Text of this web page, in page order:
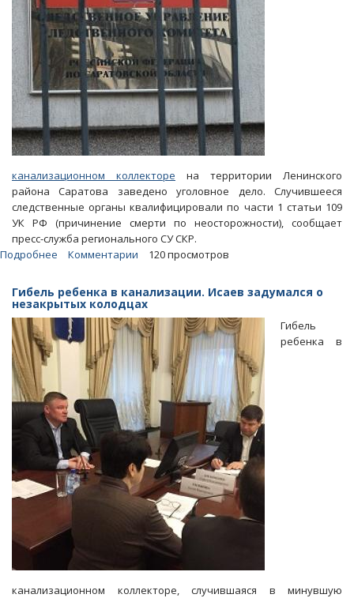
перекрыли
дорогу
канализационном коллекторе на территории Ленинского
района Саратова заведено уголовное дело. Случившееся
следственные органы квалифицировали по части 1 статьи 109
УК РФ (причинение смерти по неосторожности), сообщает
пресс-служба регионального СУ СКР.
Подробнее
ребенка
в
канализации.
СУ
СКР
возбудило
уголовное
дело
Комментарии 120 просмотров
Гибель ребенка в канализации. Исаев задумался о
незакрытых колодцах
Гибель
ребенка в
канализационном коллекторе, случившаяся в минувшую